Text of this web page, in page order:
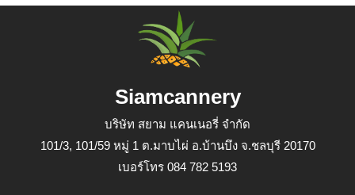
Siamcannery
บริษัท สยาม แคนเนอรี่ จำกัด
101/3, 101/59 หมู่ 1 ต.มาบไผ่ อ.บ้านบึง จ.ชลบุรี 20170
เบอร์โทร 084 782 5193